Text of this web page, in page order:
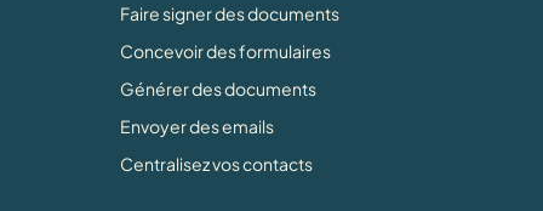
Faire signer des documents
Concevoir des formulaires
Générer des documents
Envoyer des emails
Centralisez vos contacts